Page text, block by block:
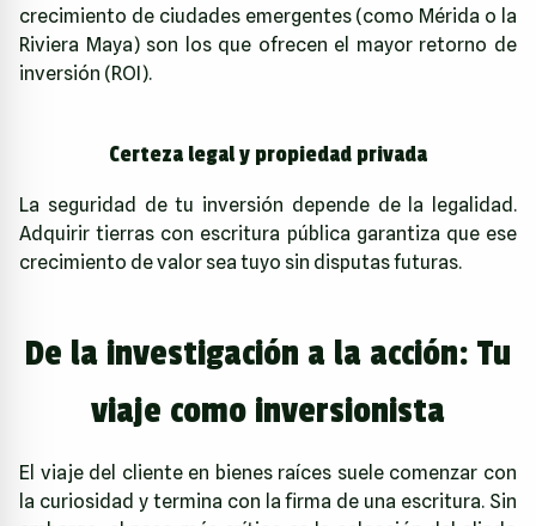
crecimiento de ciudades emergentes (como Mérida o la
Riviera Maya) son los que ofrecen el mayor retorno de
inversión (ROI).
Certeza legal y propiedad privada
La seguridad de tu inversión depende de la legalidad.
Adquirir tierras con escritura pública garantiza que ese
crecimiento de valor sea tuyo sin disputas futuras.
De la investigación a la acción: Tu
viaje como inversionista
El viaje del cliente en bienes raíces suele comenzar con
la curiosidad y termina con la firma de una escritura. Sin